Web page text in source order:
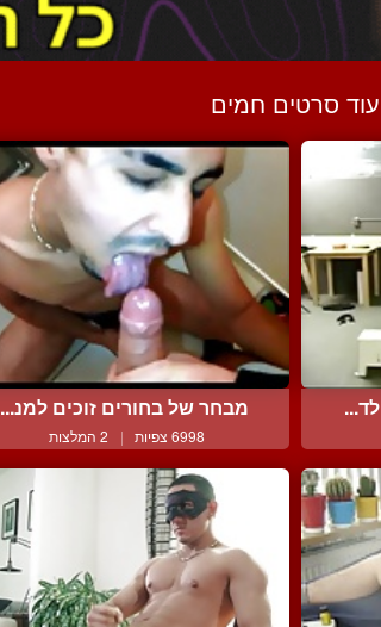
עוד סרטים חמים
מבחר של בחורים זוכים למנ...
6998 צפיות | 2 המלצות